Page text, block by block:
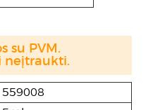
559008
su PVM.
neįtraukti.